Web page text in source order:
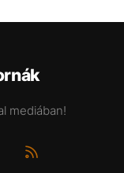
mediában!